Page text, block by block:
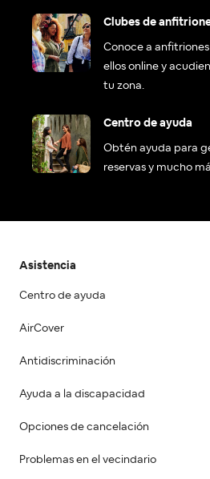
Clubes de
Conoce a
ellos online y
tu zona.
Centro de ayuda
Obtén ayuda para
reservas y mucho
Asistencia
Centro de ayuda
AirCover
Antidiscriminación
Ayuda a la discapacidad
Opciones de cancelación
Problemas en el vecindario